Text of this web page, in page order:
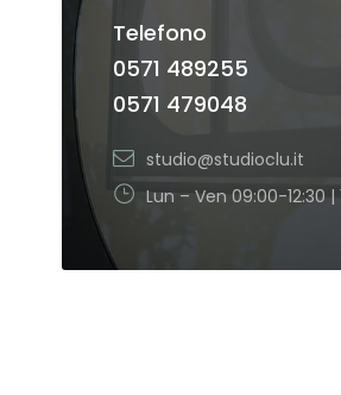
Telefono
0571 489255
0571 479048
studio@studioclu.it
Lun – Ven 09:00-12:30 |